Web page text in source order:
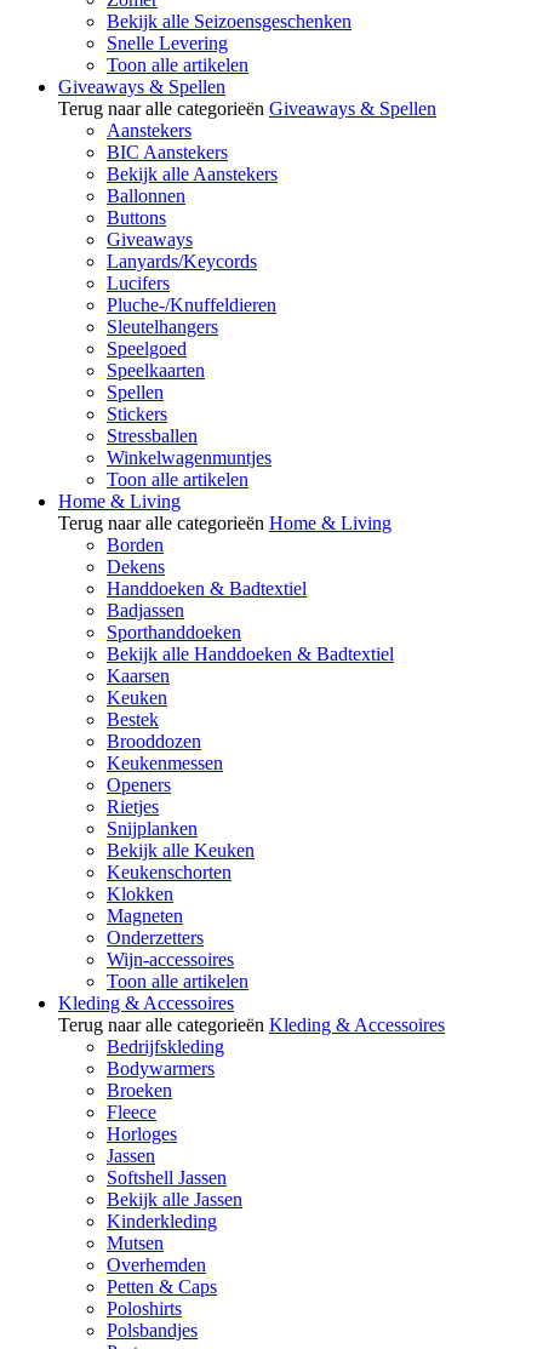
Bekijk alle Seizoensgeschenken
Snelle Levering
Toon alle artikelen
Giveaways & Spellen
Terug naar alle categorieën Giveaways & Spellen
Aanstekers
BIC Aanstekers
Bekijk alle Aanstekers
Ballonnen
Buttons
Giveaways
Lanyards/Keycords
Lucifers
Pluche-/Knuffeldieren
Sleutelhangers
Speelgoed
Speelkaarten
Spellen
Stickers
Stressballen
Winkelwagenmuntjes
Toon alle artikelen
Home & Living
Terug naar alle categorieën Home & Living
Borden
Dekens
Handdoeken & Badtextiel
Badjassen
Sporthanddoeken
Bekijk alle Handdoeken & Badtextiel
Kaarsen
Keuken
Bestek
Brooddozen
Keukenmessen
Openers
Rietjes
Snijplanken
Bekijk alle Keuken
Keukenschorten
Klokken
Magneten
Onderzetters
Wijn-accessoires
Toon alle artikelen
Kleding & Accessoires
Terug naar alle categorieën Kleding & Accessoires
Bedrijfskleding
Bodywarmers
Broeken
Fleece
Horloges
Jassen
Softshell Jassen
Bekijk alle Jassen
Kinderkleding
Mutsen
Overhemden
Petten & Caps
Poloshirts
Polsbandjes